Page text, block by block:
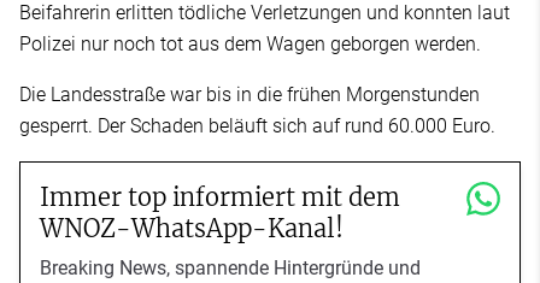
Beifahrerin erlitten tödliche Verletzungen und konnten laut
Polizei nur noch tot aus dem Wagen geborgen werden.
Die Landesstraße war bis in die frühen Morgenstunden
gesperrt. Der Schaden beläuft sich auf rund 60.000 Euro.
Immer top informiert mit dem
WNOZ-WhatsApp-Kanal!
Breaking News, spannende Hintergründe und